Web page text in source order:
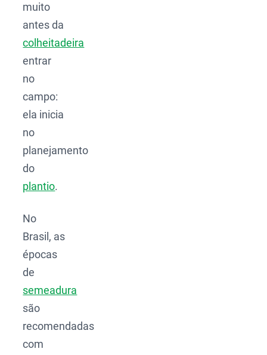
muito
antes da
colheitadeira
entrar
no
campo:
ela inicia
no
planejamento
do
plantio.
No
Brasil, as
épocas
de
semeadura
são
recomendadas
com